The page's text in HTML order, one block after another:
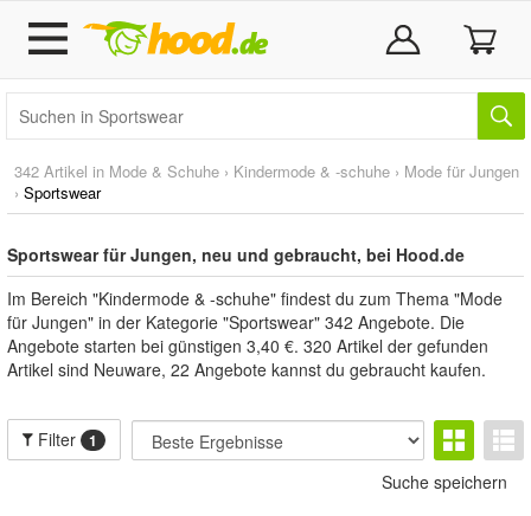
342 Artikel in Mode & Schuhe › Kindermode & -schuhe › Mode für Jungen
› Sportswear
Sportswear für Jungen, neu und gebraucht, bei Hood.de
Im Bereich "Kindermode & -schuhe" findest du zum Thema "Mode
für Jungen" in der Kategorie "Sportswear" 342 Angebote. Die
Angebote starten bei günstigen 3,40 €. 320 Artikel der gefunden
Artikel sind Neuware, 22 Angebote kannst du gebraucht kaufen.
Filter 1
Suche speichern